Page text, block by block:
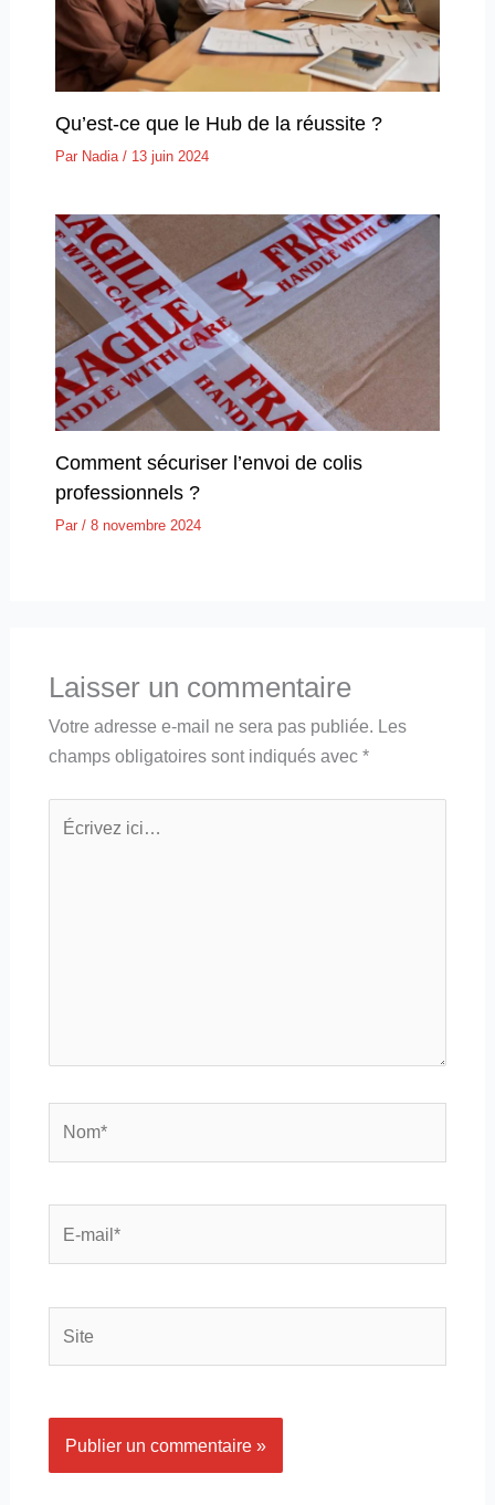
Qu’est-ce que le Hub de la réussite ?
Par Nadia / 13 juin 2024
Comment sécuriser l’envoi de colis
professionnels ?
Par / 8 novembre 2024
Laisser un commentaire
Votre adresse e-mail ne sera pas publiée. Les
champs obligatoires sont indiqués avec *